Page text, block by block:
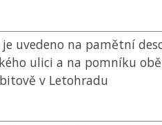
uvedeno na pamětní
ulici a na pomníku
v Letohradu